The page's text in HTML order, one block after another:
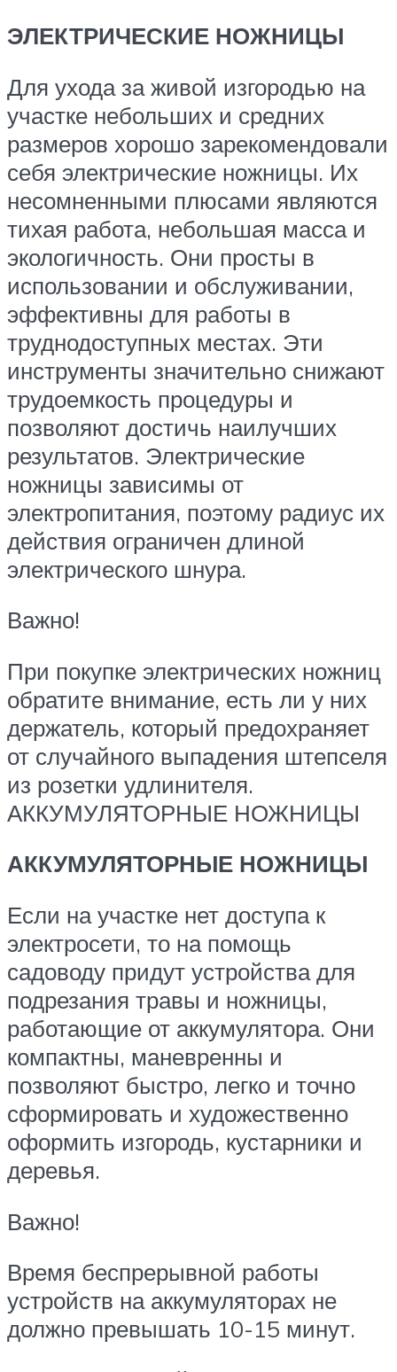
ЭЛЕКТРИЧЕСКИЕ НОЖНИЦЫ
Для ухода за живой изгородью на
участке небольших и средних
размеров хорошо зарекомендовали
себя электрические ножницы. Их
несомненными плюсами являются
тихая работа, небольшая масса и
экологичность. Они просты в
использовании и обслуживании,
эффективны для работы в
труднодоступных местах. Эти
инструменты значительно снижают
трудоемкость процедуры и
позволяют достичь наилучших
результатов. Электрические
ножницы зависимы от
электропитания, поэтому радиус их
действия ограничен длиной
электрического шнура.
Важно!
При покупке электрических ножниц
обратите внимание, есть ли у них
держатель, который предохраняет
от случайного выпадения штепселя
из розетки удлинителя.
АККУМУЛЯТОРНЫЕ НОЖНИЦЫ
АККУМУЛЯТОРНЫЕ НОЖНИЦЫ
Если на участке нет доступа к
электросети, то на помощь
садоводу придут устройства для
подрезания травы и ножницы,
работающие от аккумулятора. Они
компактны, маневренны и
позволяют быстро, легко и точно
сформировать и художественно
оформить изгородь, кустарники и
деревья.
Важно!
Время беспрерывной работы
устройств на аккумуляторах не
должно превышать 10-15 минут.